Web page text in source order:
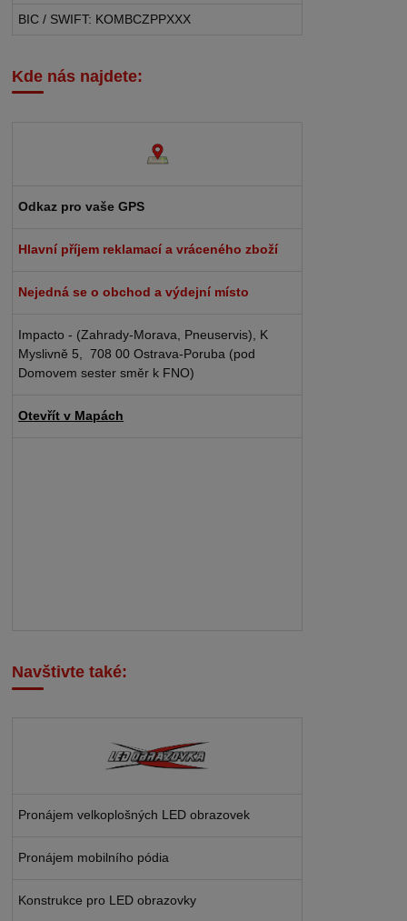
BIC / SWIFT: KOMBCZPPXXX
Kde nás najdete:
Odkaz pro vaše GPS
Hlavní příjem reklamací a vráceného zboží
Nejedná se o obchod a výdejní místo
Impacto - (Zahrady-Morava, Pneuservis), K
Myslivně 5, 708 00 Ostrava-Poruba (pod
Domovem sester směr k FNO)
Otevřít v Mapách
Navštivte také:
Pronájem velkoplošných LED obrazovek
Pronájem mobilního pódia
Konstrukce pro LED obrazovky